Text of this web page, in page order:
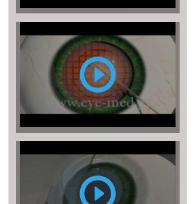
φακοθρυψία)
Επέμβαση
καταρράκτη
LASER
FEMTO